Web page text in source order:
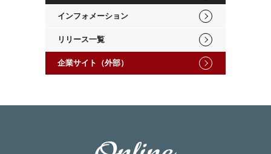
インフォメーション
リリース一覧
企業サイト（外部）